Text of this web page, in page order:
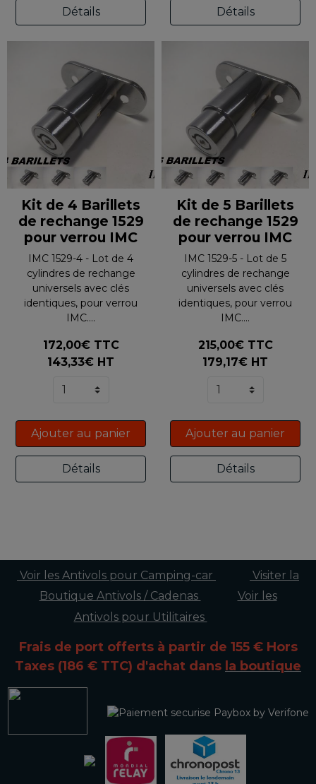
Détails Détails
Kit de 4 Barillets
de rechange 1529
pour verrou IMC
IMC 1529-4 - Lot de 4
cylindres de rechange
universels avec clés
identiques, pour verrou
IMC....
172,00€ TTC
143,33€ HT
Ajouter au panier
Détails
Kit de 5 Barillets
de rechange 1529
pour verrou IMC
IMC 1529-5 - Lot de 5
cylindres de rechange
universels avec clés
identiques, pour verrou
IMC....
215,00€ TTC
179,17€ HT
Ajouter au panier
Détails
Voir les Antivols pour Camping-car
Visiter la
Boutique Antivols / Cadenas
Voir les
Antivols pour Utilitaires
Frais de port offerts à partir de 155 € Hors
Taxes (186 € TTC) d'achat dans la boutique